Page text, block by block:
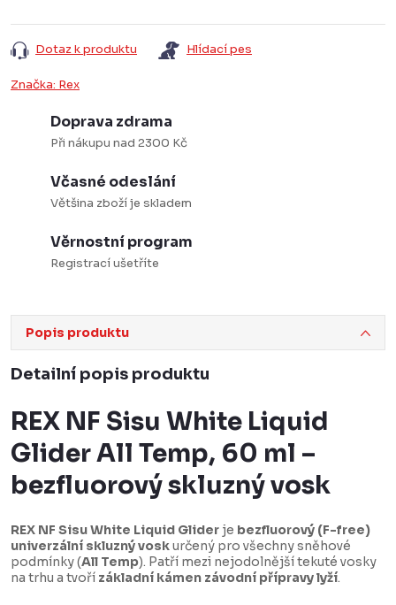
Dotaz k produktu Hlídací pes
Značka: Rex
Doprava zdrama
Při nákupu nad 2300 Kč
Včasné odeslání
Většina zboží je skladem
Věrnostní program
Registrací ušetříte
Popis produktu
Detailní popis produktu
REX NF Sisu White Liquid
Glider All Temp, 60 ml –
bezfluorový skluzný vosk
REX NF Sisu White Liquid Glider je bezfluorový (F-free)
univerzální skluzný voskurčený pro všechny sněhové
podmínky (All Temp). Patří mezi nejodolnější tekuté vosky
na trhu a tvoří základní kámen závodní přípravy lyží.